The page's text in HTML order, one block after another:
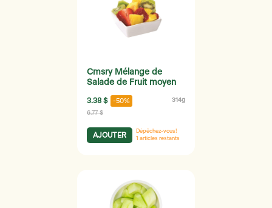
Cmsry Mélange de
Salade de Fruit moyen
3.38 $ -50% 314g
6.77 $
AJOUTER
Dépêchez-vous!
1 articles restants